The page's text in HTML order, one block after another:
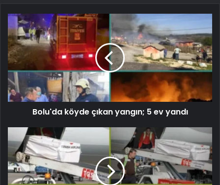
Bolu'da köyde çıkan yangın; 5 ev yandı